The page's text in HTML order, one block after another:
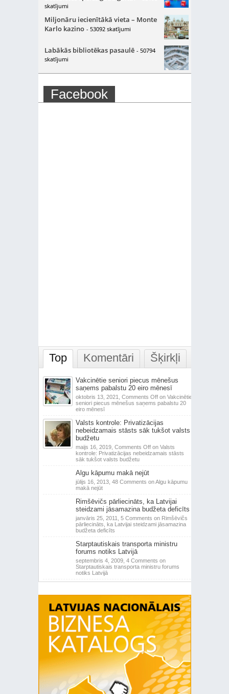
skatījumi
Miljonāru iecienītākā vieta – Monte
Karlo kazino - 53092 skatījumi
Labākās bibliotēkas pasaulē - 50794
skatījumi
Facebook
Top Komentāri Šķirkļi
Vakcinētie seniori piecus mēnešus
saņems pabalstu 20 eiro mēnesī
oktobris 13, 2021, Comments Offon Vakcinētie
seniori piecus mēnešus saņems pabalstu 20
eiro mēnesī
Valsts kontrole: Privatizācijas
nebeidzamais stāsts sāk tukšot valsts
budžetu
maijs 16, 2019, Comments Offon Valsts
kontrole: Privatizācijas nebeidzamais stāsts
sāk tukšot valsts budžetu
Algu kāpumu makā nejūt
jūlijs 16, 2013, 48 Comments on Algu kāpumu
makā nejūt
Rimšēvičs pārliecināts, ka Latvijai
steidzami jāsamazina budžeta deficīts
janvāris 25, 2011, 5 Comments on Rimšēvičs
pārliecināts, ka Latvijai steidzami jāsamazina
budžeta deficīts
Starptautiskais transporta ministru
forums notiks Latvijā
septembris 4, 2009, 4 Comments on
Starptautiskais transporta ministru forums
notiks Latvijā